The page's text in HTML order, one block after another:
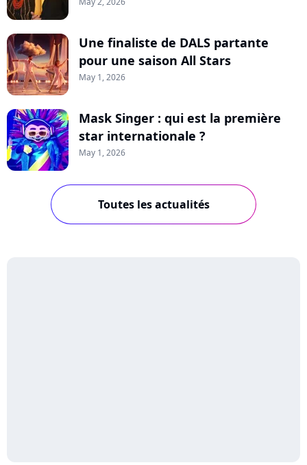
Une finaliste de DALS partante
pour une saison All Stars
May 1, 2026
Mask Singer : qui est la première
star internationale ?
May 1, 2026
Toutes les actualités